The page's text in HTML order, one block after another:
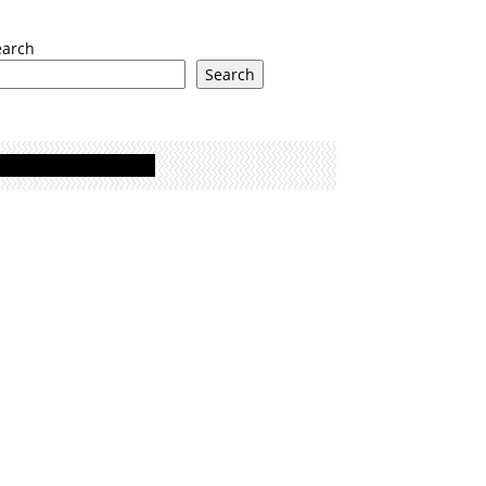
Search